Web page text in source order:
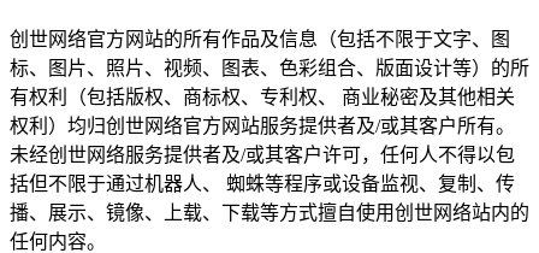
创世网络官方网站的所有作品及信息（包括不限于文字、图
标、图片、照片、视频、图表、色彩组合、版面设计等）的所
有权利（包括版权、商标权、专利权、 商业秘密及其他相关
权利）均归创世网络官方网站服务提供者及/或其客户所有。
未经创世网络服务提供者及/或其客户许可，任何人不得以包
括但不限于通过机器人、 蜘蛛等程序或设备监视、复制、传
播、展示、镜像、上载、下载等方式擅自使用创世网络站内的
任何内容。